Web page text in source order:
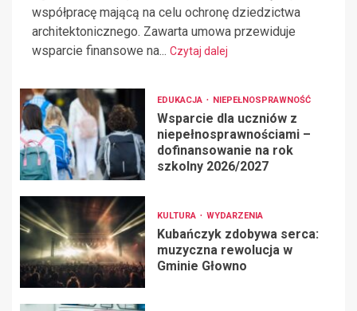
współpracę mającą na celu ochronę dziedzictwa
architektonicznego. Zawarta umowa przewiduje
wsparcie finansowe na... Czytaj dalej
EDUKACJA NIEPEŁNOSPRAWNOŚĆ
Wsparcie dla uczniów z
niepełnosprawnościami –
dofinansowanie na rok
szkolny 2026/2027
KULTURA WYDARZENIA
Kubańczyk zdobywa serca:
muzyczna rewolucja w
Gminie Głowno